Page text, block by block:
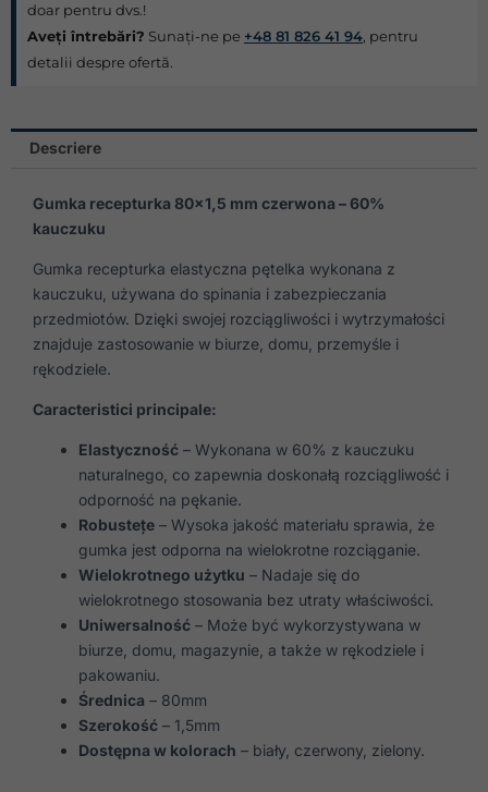
doar pentru dvs.!
Aveți întrebări? Sunați-ne pe +48 81 826 41 94, pentru
detalii despre ofertă.
Descriere
Gumka recepturka 80×1,5 mm czerwona – 60%
kauczuku
Gumka recepturka elastyczna pętelka wykonana z
kauczuku, używana do spinania i zabezpieczania
przedmiotów. Dzięki swojej rozciągliwości i wytrzymałości
znajduje zastosowanie w biurze, domu, przemyśle i
rękodziele.
Caracteristici principale:
Elastyczność – Wykonana w 60% z kauczuku
naturalnego, co zapewnia doskonałą rozciągliwość i
odporność na pękanie.
Robustețe – Wysoka jakość materiału sprawia, że
gumka jest odporna na wielokrotne rozciąganie.
Wielokrotnego użytku – Nadaje się do
wielokrotnego stosowania bez utraty właściwości.
Uniwersalność – Może być wykorzystywana w
biurze, domu, magazynie, a także w rękodziele i
pakowaniu.
Średnica – 80mm
Szerokość – 1,5mm
Dostępna w kolorach – biały, czerwony, zielony.